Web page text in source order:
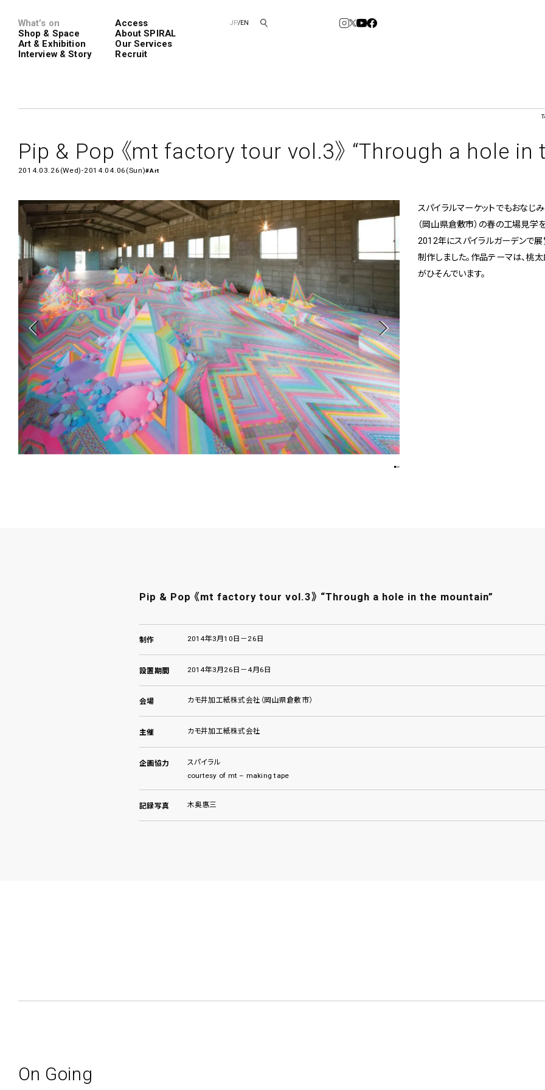
What’s on
Shop & Space
Art & Exhibition
Interview & Story
Access
About SPIRAL
Our Services
Recruit
JP/EN
ショップ一覧 フロアガイド
福岡ワンビル
新丸ビル
青山 アトレ吉祥寺
KITTE丸の内 ⼆⼦⽟川
庫
Nail Salon 4
Spiral Nail Salon
青山
Spiral Nail Salon
NEWoMan ⾼輪
naila 横浜ランド
マーク
naila 大宮そごう
Café 3
Spiral Café 青山 Spiral Garden 福岡ワン
ビル
CAFE AALTO 新丸
ビル
Exhibition
展覧会やイベント
Performance&Event
演劇やダンス、ライブ公演、イベントなど
アートプロジェクト・イベント
Spiral Schole
スパイラルが推進するエデュケーションプログラム
Spiral Print Collection
スパイラルが提案するオリジナルプリント作品
Spiral Annual Report
プレスリリース
アートプロジェクト・コーディネーション
Pip & Pop 《mt factory tour vol.3》 “Through a hole in
2014.03.26(Wed)-2014.04.06(Sun)#Art
スパイラルマーケットでもおなじ
（岡山県倉敷市）の春の工場見学
2012年にスパイラルガーデンで展
制作しました。作品テーマは、桃
がひそんでいます。
Pip & Pop 《mt factory tour vol.3》 “Through a hole in the mountain”
制作 2014年3月10日－26日
設置期間 2014年3月26日－4月6日
会場 カモ井加工紙株式会社（岡山県倉敷市）
主催 カモ井加工紙株式会社
企画協力
スパイラル
courtesy of mt – making tape
記録写真 木奥惠三
On Going